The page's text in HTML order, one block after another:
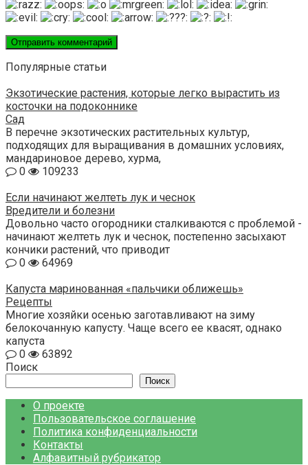
Популярные статьи
Экзотические растения, которые легко вырастить из
косточки на подоконнике
Сад
В перечне экзотических растительных культур,
подходящих для выращивания в домашних условиях,
мандариновое дерево, хурма,
0
109233
Если начинают желтеть лук и чеснок
Вредители и болезни
Довольно часто огородники сталкиваются с проблемой -
начинают желтеть лук и чеснок, постепенно засыхают
кончики растений, что приводит
0
64969
Капуста маринованная «пальчики оближешь»
Рецепты
Многие хозяйки осенью заготавливают на зиму
белокочанную капусту. Чаще всего ее квасят, однако
капуста
0
63892
Поиск
Поиск
О проекте
Пользовательское соглашение
Политика конфиденциальности
Контакты
Алфавитный рубрикатор